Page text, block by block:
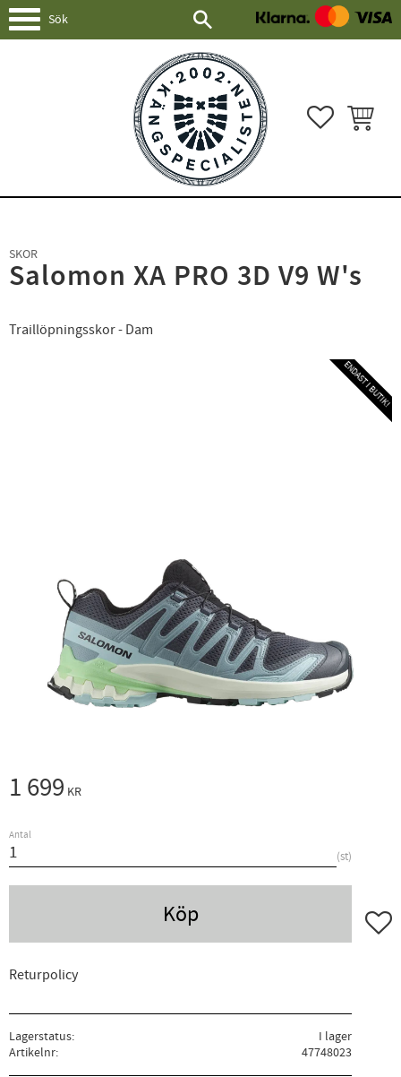
Meny
FAVORITER
SKOR
Salomon XA PRO 3D V9 W's
Traillöpningsskor - Dam
ENDAST I BUTIK!
1 699 KR
Antal
st
Köp Lägg
Returpolicy
Lagerstatus
I lager
Artikelnr
47748023